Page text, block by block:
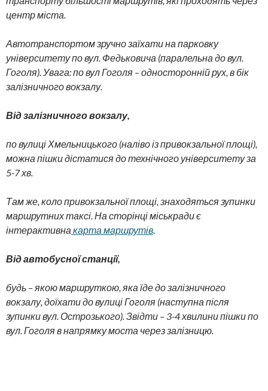
центр міста.
Автотранспортом зручно заїхати на парковку
університету по вул. Федьковича (паралельна до вул.
Гоголя). Увага: по вул Гоголя – односторонній рух, в бік
залізничного вокзалу.
Від залізничного вокзалу,
по вулиці Хмельницького (наліво із привокзальної площі),
можна пішки дістатися до технічного університету за
5-7 хв.
Там же, коло привокзальної площі, знаходяться зупинки
маршрутних таксі. На сторінці міськради є
інтерактивна карта маршрутів.
Від автобусної станції,
будь – якою маршруткою, яка їде до залізничного
вокзалу, доїхати до вулиці Гоголя (наступна після
зупинки вул. Острозького). Звідти – 3-4 хвилини пішки по
вул. Гоголя в напрямку моста через залізницю.